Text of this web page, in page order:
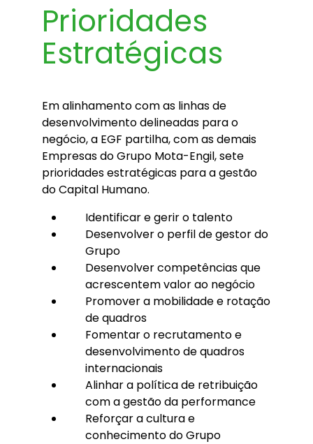
Prioridades
Estratégicas
Em alinhamento com as linhas de
desenvolvimento delineadas para o
negócio, a EGF partilha, com as demais
Empresas do Grupo Mota-Engil, sete
prioridades estratégicas para a gestão
do Capital Humano.
Identificar e gerir o talento
Desenvolver o perfil de gestor do
Grupo
Desenvolver competências que
acrescentem valor ao negócio
Promover a mobilidade e rotação
de quadros
Fomentar o recrutamento e
desenvolvimento de quadros
internacionais
Alinhar a política de retribuição
com a gestão da performance
Reforçar a cultura e
conhecimento do Grupo